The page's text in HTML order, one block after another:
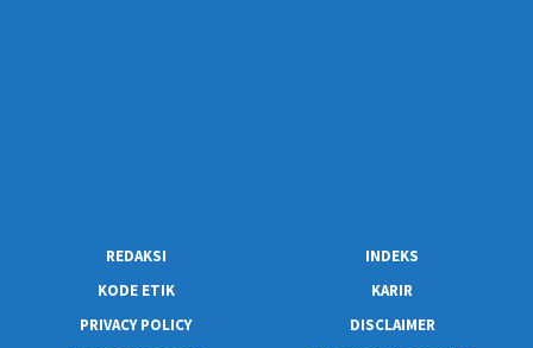
REDAKSI
INDEKS
KODE ETIK
KARIR
PRIVACY POLICY
DISCLAIMER